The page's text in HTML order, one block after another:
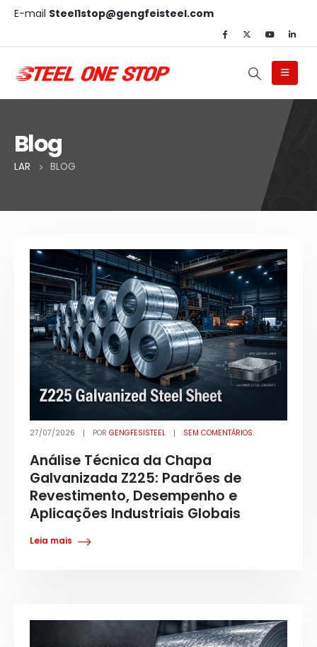
E-mail Steel1stop@gengfeisteel.com
Blog
LAR BLOG
27/07/2026 POR GENGFESISTEEL SEM COMENTÁRIOS
Análise Técnica da Chapa
Galvanizada Z225: Padrões de
Revestimento, Desempenho e
Aplicações Industriais Globais
Leia mais